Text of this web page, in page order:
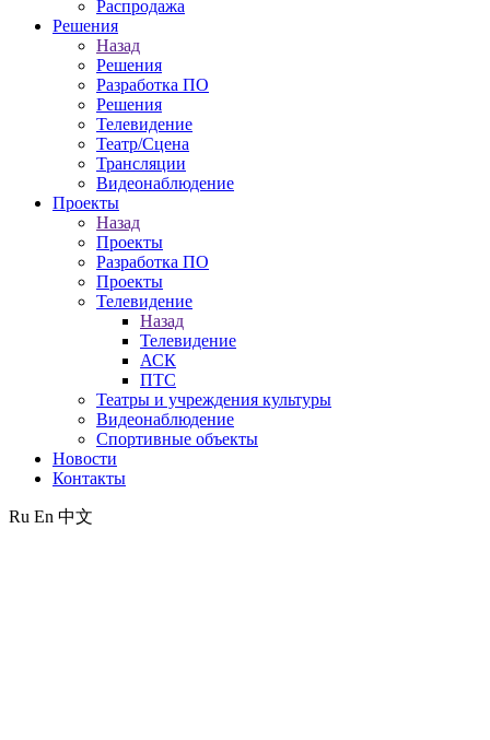
Распродажа
Решения
Назад
Решения
Разработка ПО
Решения
Телевидение
Театр/Сцена
Трансляции
Видеонаблюдение
Проекты
Назад
Проекты
Разработка ПО
Проекты
Телевидение
Назад
Телевидение
АСК
ПТС
Театры и учреждения культуры
Видеонаблюдение
Спортивные объекты
Новости
Контакты
Ru En 中文